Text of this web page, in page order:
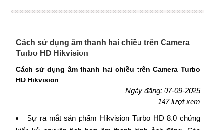
Cách sử dụng âm thanh hai chiều trên Camera
Turbo HD Hikvision
Cách sử dụng âm thanh hai chiều trên Camera Turbo
HD Hikvision
Ngày đăng: 07-09-2025
147 lượt xem
Sự ra mắt sản phẩm Hikvision Turbo HD 8.0 chứng